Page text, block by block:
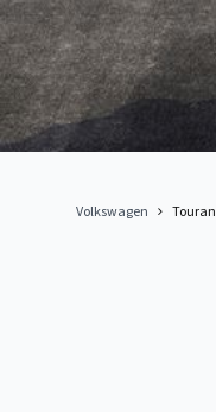
Volkswagen Touran